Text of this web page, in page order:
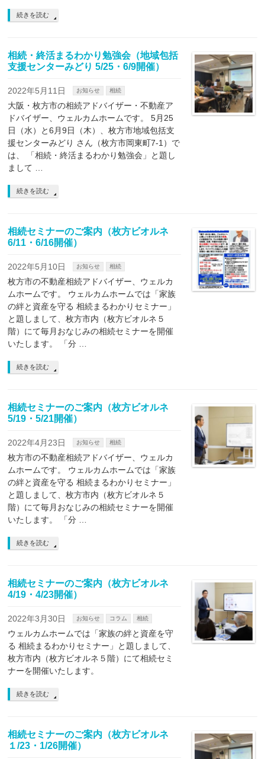
続きを読む
相続・終活まるわかり勉強会（地域包括
支援センターみどり 5/25・6/9開催）
2022年5月11日 お知らせ 相続
大阪・枚方市の相続アドバイザー・不動産ア
ドバイザー、ウェルカムホームです。 5月25
日（水）と6月9日（木）、枚方市地域包括支
援センターみどり さん（枚方市岡東町7-1）で
は、 「相続・終活まるわかり勉強会」と題し
まして …
続きを読む
相続セミナーのご案内（枚方ビオルネ
6/11・6/16開催）
2022年5月10日 お知らせ 相続
枚方市の不動産相続アドバイザー、ウェルカ
ムホームです。 ウェルカムホームでは「家族
の絆と資産を守る 相続まるわかりセミナー」
と題しまして、枚方市内（枚方ビオルネ５
階）にて毎月おなじみの相続セミナーを開催
いたします。 「分 …
続きを読む
相続セミナーのご案内（枚方ビオルネ
5/19・5/21開催）
2022年4月23日 お知らせ 相続
枚方市の不動産相続アドバイザー、ウェルカ
ムホームです。 ウェルカムホームでは「家族
の絆と資産を守る 相続まるわかりセミナー」
と題しまして、枚方市内（枚方ビオルネ５
階）にて毎月おなじみの相続セミナーを開催
いたします。 「分 …
続きを読む
相続セミナーのご案内（枚方ビオルネ
4/19・4/23開催）
2022年3月30日 お知らせ コラム 相続
ウェルカムホームでは「家族の絆と資産を守
る 相続まるわかりセミナー」と題しまして、
枚方市内（枚方ビオルネ５階）にて相続セミ
ナーを開催いたします。
続きを読む
相続セミナーのご案内（枚方ビオルネ
１/23・1/26開催）